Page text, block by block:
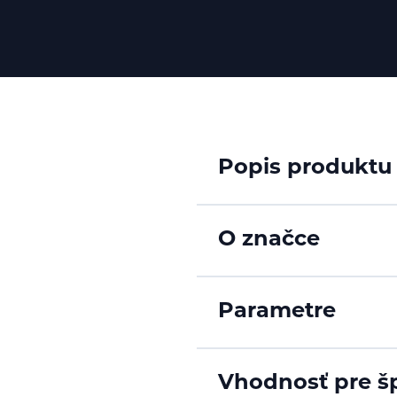
Popis produktu
O značce
Parametre
Vhodnosť pre